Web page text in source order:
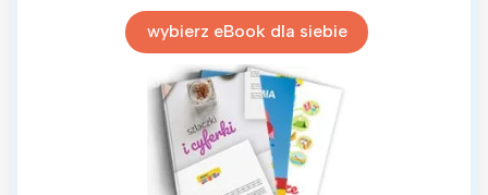
wybierz eBook dla siebie